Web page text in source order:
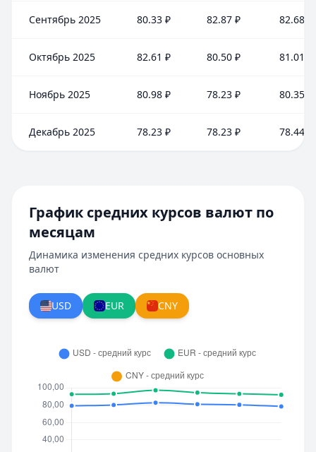
Сентябрь 2025 80.33 ₽ 82.87 ₽ 82.68 ₽
Октябрь 2025 82.61 ₽ 80.50 ₽ 81.01 ₽
Ноябрь 2025 80.98 ₽ 78.23 ₽ 80.35 ₽
Декабрь 2025 78.23 ₽ 78.23 ₽ 78.44 ₽
График средних курсов валют по
месяцам
Динамика изменения средних курсов основных
валют
USD EUR CNY